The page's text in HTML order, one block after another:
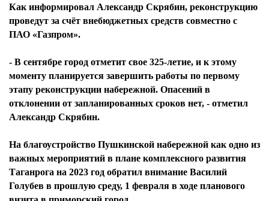
Как информировал Александр Скрябин, реконструкцию
проведут за счёт внебюджетных средств совместно с
ПАО «Газпром».
- В сентябре город отметит свое 325-летие, и к этому
моменту планируется завершить работы по первому
этапу реконструкции набережной. Опасений в
отклонении от запланированных сроков нет, - отметил
Александр Скрябин.
На благоустройство Пушкинской набережной как одно из
важных мероприятий в плане комплексного развития
Таганрога на 2023 год обратил внимание Василий
Голубев в прошлую среду, 1 февраля в ходе планового